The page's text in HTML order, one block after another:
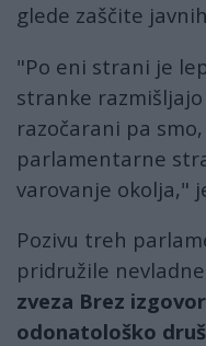
glede zaščite
"Po eni strani je
stranke
razočarani pa
parlamentarne
varovanje okolja,"
Pozivu treh
pridružile
zveza Brez
odonatološko